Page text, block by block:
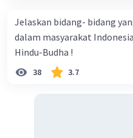
Perlindungan
HKI mencakup
inovasi, karya
penemuan.
Jelaskan bidang- bidang
dalam masyarakat
Hindu-Budha !
38 3.7